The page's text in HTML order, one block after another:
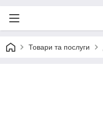
Товари та послуги